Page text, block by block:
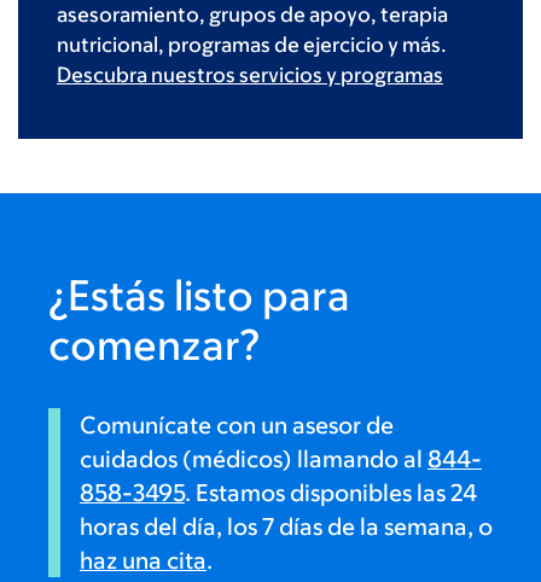
asesoramiento, grupos de apoyo, terapia
nutricional, programas de ejercicio y más.
Descubra nuestros servicios y programas
¿Estás listo para
comenzar?
Comunícate con un asesor de
cuidados (médicos) llamando al 844-
858-3495. Estamos disponibles las 24
horas del día, los 7 días de la semana, o
haz una cita.